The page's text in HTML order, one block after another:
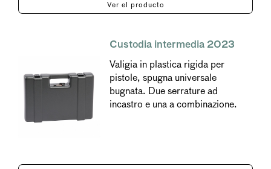
Ver el producto
Custodia intermedia 2023
Valigia in plastica rigida per
pistole, spugna universale
bugnata. Due serrature ad
incastro e una a combinazione.